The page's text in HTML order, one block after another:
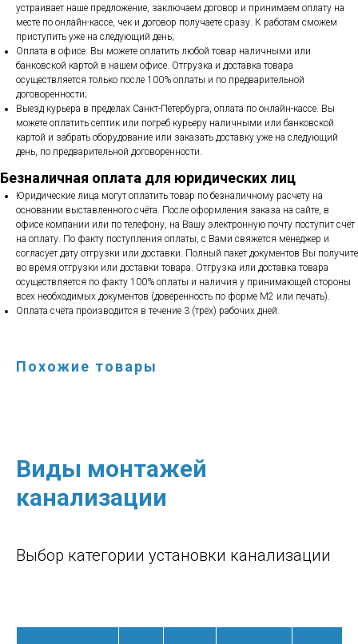
устраивает наше предложение, заключаем договор и принимаем оплату на
месте по онлайн-кассе, чек и договор получаете сразу. К работам сможем
приступить уже на следующий день;
Оплата в офисе. Вы можете оплатить любой товар наличными или
банковской картой в нашем офисе. Отгрузка и доставка товара
осуществляется только после 100% оплаты и по предварительной
договоренности;
Выезд курьера в пределах Санкт-Петербурга, оплата по онлайн-кассе. Вы
можете оплатить септик или погреб курьеру наличными или банковской
картой и забрать оборудование или заказать доставку уже на следующий
день, по предварительной договоренности.
Безналичная оплата для юридических лиц
Юридические лица могут оплатить товар по безналичному расчету на
основании выставленного счёта. После оформления заказа на сайте, в
офисе компании или по телефону, на Вашу электронную почту поступит счёт
на оплату. По факту поступления оплаты, с Вами свяжется менеджер и
согласует дату отгрузки или доставки. Полный пакет документов Вы получите
во время отгрузки или доставки товара. Отгрузка или доставка товара
осуществляется по факту 100% оплаты и наличия у принимающей стороны
всех необходимых документов (доверенность по форме М2 или печать).
Оплата счёта производится в течение 3 (трёх) рабочих дней.
Похожие товары
Виды монтажей
канализации
Выбор категории установки канализации